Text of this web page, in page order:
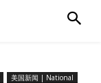
美国新闻 | National